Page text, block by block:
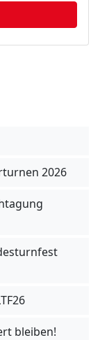
2026
bleiben!